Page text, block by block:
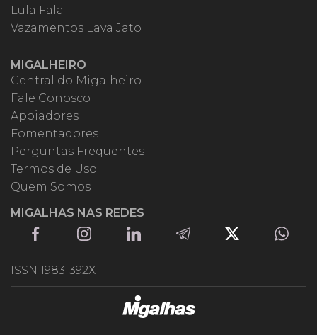
Lula Fala
Vazamentos Lava Jato
MIGALHEIRO
Central do Migalheiro
Fale Conosco
Apoiadores
Fomentadores
Perguntas Frequentes
Termos de Uso
Quem Somos
MIGALHAS NAS REDES
ISSN 1983-392X